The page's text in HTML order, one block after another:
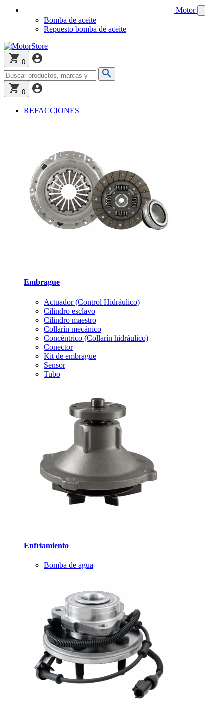
Motor
Bomba de aceite
Repuesto bomba de aceite
0
0
REFACCIONES
Embrague
Actuador (Control Hidráulico)
Cilindro esclavo
Cilindro maestro
Collarín mecánico
Concéntrico (Collarín hidráulico)
Conector
Kit de embrague
Sensor
Tubo
Enfriamiento
Bomba de agua